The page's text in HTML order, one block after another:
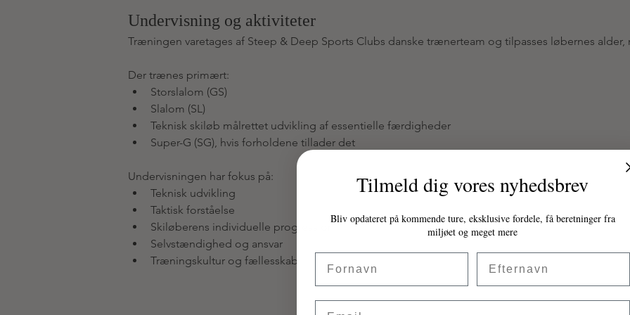
Undervisning og aktiviteter
Træningen varetages af Steep & Deep Sports Clubs danske trænerteam og tilpasses løbernes alder,
Der trænes primært:
Storslalom (GS)
Slalom (SL)
Teknisk skiløb målrettet udvikling af essentielle færdigheder
Super-G (SG), hvis forholdene tillader det
Undervisningen har fokus på:
Teknisk udvikling
Taktisk forståelse
Skiløberens individuelle progression
Selvstændighed og ansvar
Træningskultur og fællesskab
Tilmeld dig vores nyhedsbrev
Bliv opdateret på kommende ture, eksklusive fordele, få beretninger fra
miljøet og meget mere